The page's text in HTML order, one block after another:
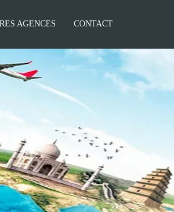
AGENCES CONTACT